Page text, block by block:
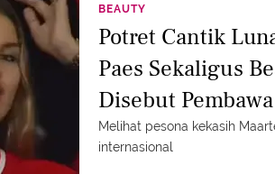
BEAUTY
Potret Cantik
Paes Sekaligus
Disebut
Melihat pesona kekasih
internasional